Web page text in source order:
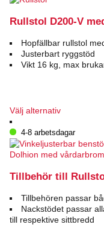
Rullstol D200-V
Hopfällbar rullstol
Justerbart ryggstöd
Vikt 16 kg, max
Välj alternativDen
produkten
har
flera
De
alternativen
kan
väljas
4-8 arbetsdagar
Tillbehör till
Tillbehören passar
Nackstödet passar
till respektive sittbredd